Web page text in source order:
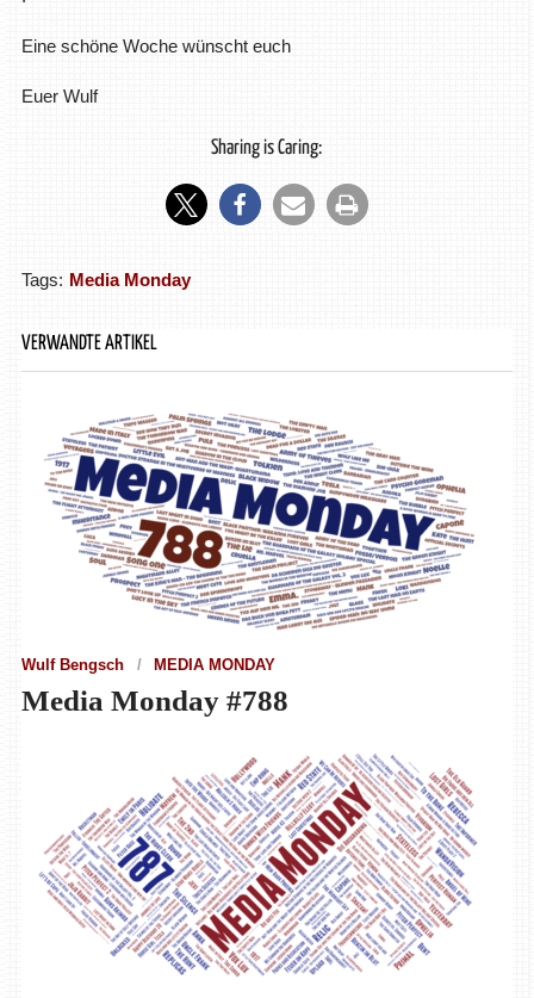
Eine schöne Woche wünscht euch
Euer Wulf
Sharing is Caring:
Tags: Media Monday
VERWANDTE ARTIKEL
Wulf Bengsch MEDIA MONDAY
Media Monday #788